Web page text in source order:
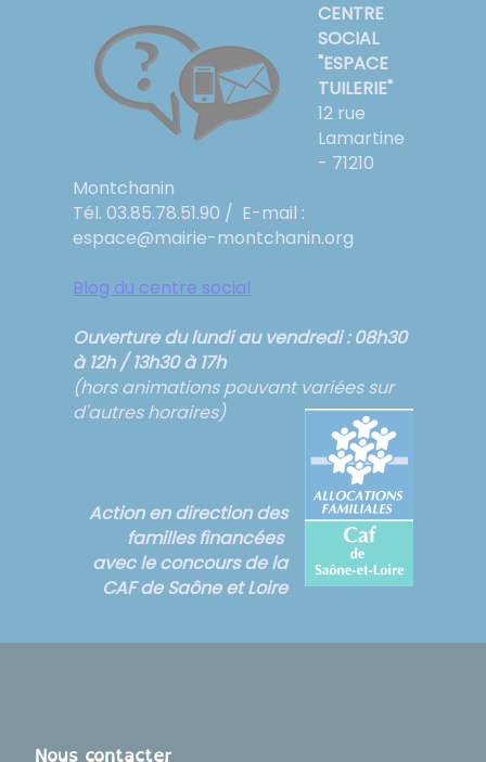
CENTRE
SOCIAL
"ESPACE
TUILERIE"
12 rue
Lamartine
- 71210
Montchanin
Tél. 03.85.78.51.90 / E-mail :
espace@mairie-montchanin.org
Blog du centre social
Ouverture du lundi au vendredi : 08h30
à 12h / 13h30 à 17h
(hors animations pouvant variées sur
d'autres horaires)
Action en direction des
familles financées
avec le concours de la
CAF de Saône et Loire
Nous contacter